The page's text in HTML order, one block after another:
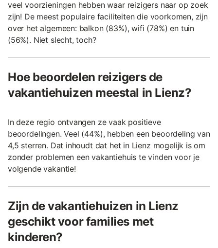
veel voorzieningen hebben waar reizigers naar op zoek
zijn! De meest populaire faciliteiten die voorkomen, zijn
over het algemeen: balkon (83%), wifi (78%) en tuin
(56%). Niet slecht, toch?
Hoe beoordelen reizigers de
vakantiehuizen meestal in Lienz?
In deze regio ontvangen ze vaak positieve
beoordelingen. Veel (44%), hebben een beoordeling van
4,5 sterren. Dat inhoudt dat het in Lienz mogelijk is om
zonder problemen een vakantiehuis te vinden voor je
volgende vakantie!
Zijn de vakantiehuizen in Lienz
geschikt voor families met
kinderen?